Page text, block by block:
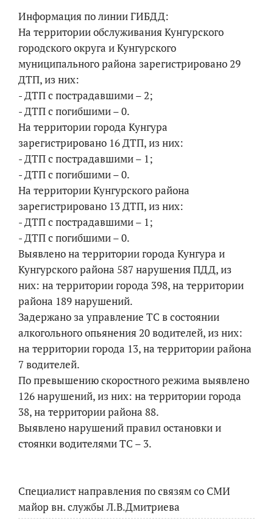
Информация по линии ГИБДД:
На территории обслуживания Кунгурского
городского округа и Кунгурского
муниципального района зарегистрировано 29
ДТП, из них:
- ДТП с пострадавшими – 2;
- ДТП с погибшими – 0.
На территории города Кунгура
зарегистрировано 16 ДТП, из них:
- ДТП с пострадавшими – 1;
- ДТП с погибшими – 0.
На территории Кунгурского района
зарегистрировано 13 ДТП, из них:
- ДТП с пострадавшими – 1;
- ДТП с погибшими – 0.
Выявлено на территории города Кунгура и
Кунгурского района 587 нарушения ПДД, из
них: на территории города 398, на территории
района 189 нарушений.
Задержано за управление ТС в состоянии
алкогольного опьянения 20 водителей, из них:
на территории города 13, на территории района
7 водителей.
По превышению скоростного режима выявлено
126 нарушений, из них: на территории города
38, на территории района 88.
Выявлено нарушений правил остановки и
стоянки водителями ТС – 3.
Специалист направления по связям со СМИ
майор вн. службы Л.В.Дмитриева